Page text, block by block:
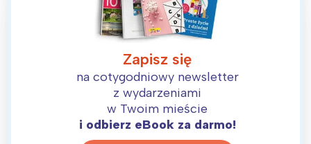
Zapisz się
na cotygodniowy newsletter
z wydarzeniami
w Twoim mieście
i odbierz eBook za darmo!